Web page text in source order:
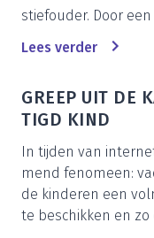
stief­ou­der. Door
Lees ver­der
GREEP UIT DE
TIGD KIND
In tij­den van
mend feno­meen:
de kin­de­ren een
te beschik­ken en